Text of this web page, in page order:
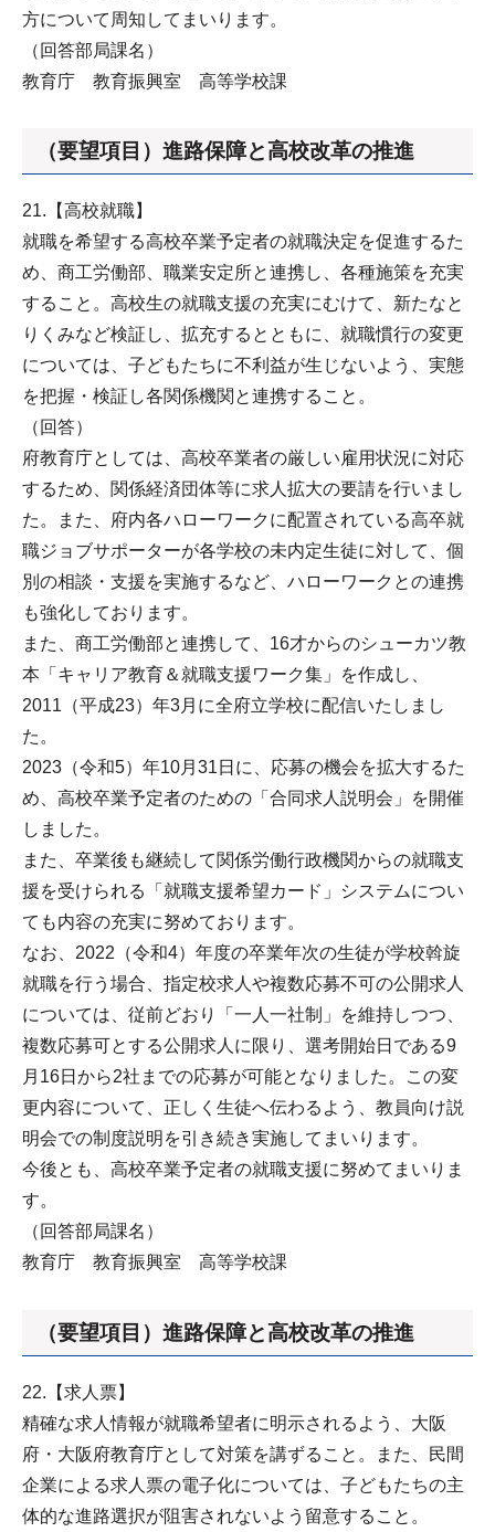
方について周知してまいります。
（回答部局課名）
教育庁 教育振興室 高等学校課
（要望項目）進路保障と高校改革の推進
21.【高校就職】
就職を希望する高校卒業予定者の就職決定を促進するた
め、商工労働部、職業安定所と連携し、各種施策を充実
すること。高校生の就職支援の充実にむけて、新たなと
りくみなど検証し、拡充するとともに、就職慣行の変更
については、子どもたちに不利益が生じないよう、実態
を把握・検証し各関係機関と連携すること。
（回答）
府教育庁としては、高校卒業者の厳しい雇用状況に対応
するため、関係経済団体等に求人拡大の要請を行いまし
た。また、府内各ハローワークに配置されている高卒就
職ジョブサポーターが各学校の未内定生徒に対して、個
別の相談・支援を実施するなど、ハローワークとの連携
も強化しております。
また、商工労働部と連携して、16才からのシューカツ教
本「キャリア教育＆就職支援ワーク集」を作成し、
2011（平成23）年3月に全府立学校に配信いたしまし
た。
2023（令和5）年10月31日に、応募の機会を拡大するた
め、高校卒業予定者のための「合同求人説明会」を開催
しました。
また、卒業後も継続して関係労働行政機関からの就職支
援を受けられる「就職支援希望カード」システムについ
ても内容の充実に努めております。
なお、2022（令和4）年度の卒業年次の生徒が学校斡旋
就職を行う場合、指定校求人や複数応募不可の公開求人
については、従前どおり「一人一社制」を維持しつつ、
複数応募可とする公開求人に限り、選考開始日である9
月16日から2社までの応募が可能となりました。この変
更内容について、正しく生徒へ伝わるよう、教員向け説
明会での制度説明を引き続き実施してまいります。
今後とも、高校卒業予定者の就職支援に努めてまいりま
す。
（回答部局課名）
教育庁 教育振興室 高等学校課
（要望項目）進路保障と高校改革の推進
22.【求人票】
精確な求人情報が就職希望者に明示されるよう、大阪
府・大阪府教育庁として対策を講ずること。また、民間
企業による求人票の電子化については、子どもたちの主
体的な進路選択が阻害されないよう留意すること。